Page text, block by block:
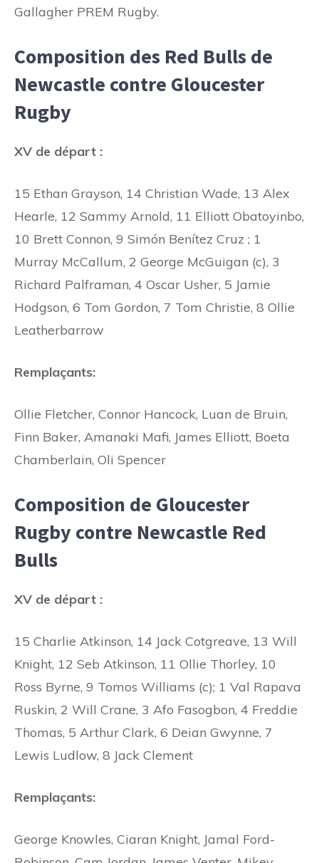
Gallagher PREM Rugby.
Composition des Red Bulls de
Newcastle contre Gloucester
Rugby
XV de départ :
15 Ethan Grayson, 14 Christian Wade, 13 Alex
Hearle, 12 Sammy Arnold, 11 Elliott Obatoyinbo,
10 Brett Connon, 9 Simón Benítez Cruz ; 1
Murray McCallum, 2 George McGuigan (c), 3
Richard Palframan, 4 Oscar Usher, 5 Jamie
Hodgson, 6 Tom Gordon, 7 Tom Christie, 8 Ollie
Leatherbarrow
Remplaçants:
Ollie Fletcher, Connor Hancock, Luan de Bruin,
Finn Baker, Amanaki Mafi, James Elliott, Boeta
Chamberlain, Oli Spencer
Composition de Gloucester
Rugby contre Newcastle Red
Bulls
XV de départ :
15 Charlie Atkinson, 14 Jack Cotgreave, 13 Will
Knight, 12 Seb Atkinson, 11 Ollie Thorley, 10
Ross Byrne, 9 Tomos Williams (c); 1 Val Rapava
Ruskin, 2 Will Crane, 3 Afo Fasogbon, 4 Freddie
Thomas, 5 Arthur Clark, 6 Deian Gwynne, 7
Lewis Ludlow, 8 Jack Clement
Remplaçants:
George Knowles, Ciaran Knight, Jamal Ford-